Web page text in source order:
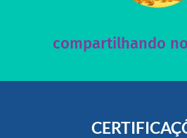
compartilhando
Acesse nossas redes sociais e